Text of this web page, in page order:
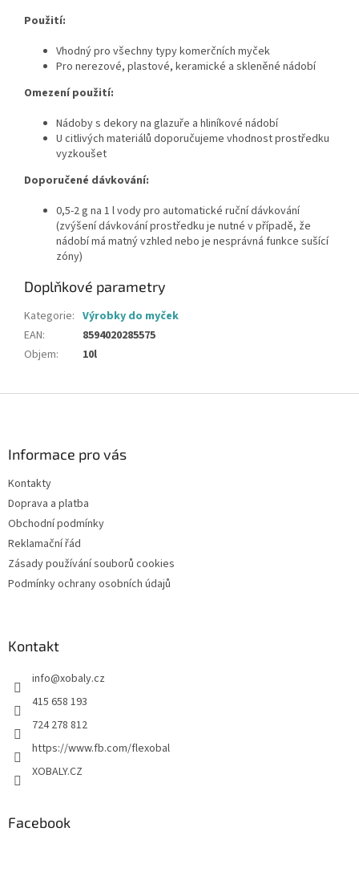
Použití:
Vhodný pro všechny typy komerčních myček
Pro nerezové, plastové, keramické a skleněné nádobí
Omezení použití:
Nádoby s dekory na glazuře a hliníkové nádobí
U citlivých materiálů doporučujeme vhodnost prostředku
vyzkoušet
Doporučené dávkování:
0,5-2 g na 1 l vody pro automatické ruční dávkování
(zvýšení dávkování prostředku je nutné v případě, že
nádobí má matný vzhled nebo je nesprávná funkce sušící
zóny)
Doplňkové parametry
Kategorie: Výrobky do myček
EAN:
8594020285575
Objem: 10l
Informace pro vás
Kontakty
Doprava a platba
Obchodní podmínky
Reklamační řád
Zásady používání souborů cookies
Podmínky ochrany osobních údajů
Kontakt
info@xobaly.cz
415 658 193
724 278 812
https://www.fb.com/flexobal
XOBALY.CZ
Facebook